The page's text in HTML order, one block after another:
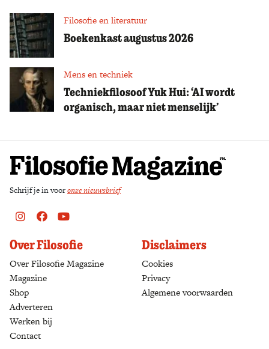
Filosofie en literatuur
Boekenkast augustus 2026
Mens en techniek
Techniekfilosoof Yuk Hui: ‘AI wordt
organisch, maar niet menselijk’
Schrijf je in vooronze nieuwsbrief
Instagram
FacebookYoutube
Over Filosofie
Over Filosofie Magazine
Magazine
Shop
Adverteren
Werken bij
Contact
Disclaimers
Cookies
Privacy
Algemene voorwaarden